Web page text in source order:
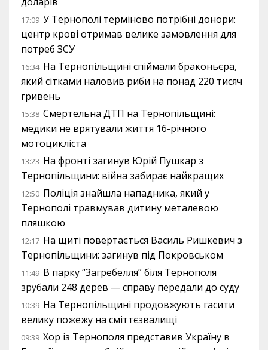
17:09 У Тернополі терміново потрібні донори:
центр крові отримав велике замовлення для
потреб ЗСУ
16:34 На Тернопільщині спіймали браконьєра,
який сітками наловив риби на понад 220 тисяч
гривень
15:38 Смертельна ДТП на Тернопільщині:
медики не врятували життя 16-річного
мотоцикліста
13:23 На фронті загинув Юрій Пушкар з
Тернопільщини: війна забирає найкращих
12:50 Поліція знайшла нападника, який у
Тернополі травмував дитину металевою
пляшкою
12:17 На щиті повертається Василь Ришкевич з
Тернопільщини: загинув під Покровськом
11:49 В парку “Загребелля” біля Тернополя
зрубали 248 дерев — справу передали до суду
10:39 На Тернопільщині продовжують гасити
велику пожежу на сміттєзвалищі
09:39 Хор із Тернополя представив Україну в